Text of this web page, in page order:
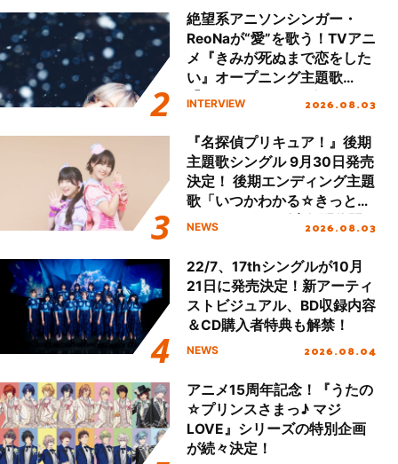
ート!!
絶望系アニソンシンガー・
ReoNaが“愛”を歌う！TVアニ
メ『きみが死ぬまで恋をした
い』オープニング主題歌
「Amore」インタビュー
INTERVIEW 2026.08.03
『名探偵プリキュア！』後期
主題歌シングル 9月30日発売
決定！ 後期エンディング主題
歌「いつかわかる☆きっとあ
える」TVサイズ先行配信開
NEWS 2026.08.03
22/7、17thシングルが10月
21日に発売決定！新アーティ
ストビジュアル、BD収録内容
＆CD購入者特典も解禁！
NEWS 2026.08.04
アニメ15周年記念！『うたの
☆プリンスさまっ♪ マジ
LOVE』シリーズの特別企画
が続々決定！